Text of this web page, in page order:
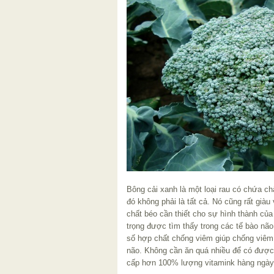
Bông cải xanh là một loại rau có chứa
đó không phải là tất cả. Nó cũng rất
chất béo cần thiết cho sự hình thành
trọng được tìm thấy trong các tế bào
số hợp chất chống viêm giúp chống
não. Không cần ăn quá nhiều để có
cấp hơn 100% lượng vitamink hàng